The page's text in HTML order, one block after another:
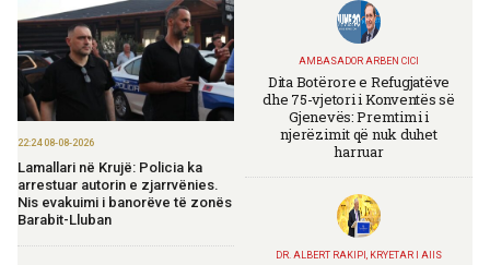
22:24 08-08-2026
Lamallari në Krujë: Policia ka
arrestuar autorin e zjarrvënies.
Nis evakuimi i banorëve të zonës
Barabit-Lluban
AMBASADOR ARBEN CICI
Dita Botërore e Refugjatëve
dhe 75-vjetori i Konventës së
Gjenevës: Premtimi i
njerëzimit që nuk duhet
harruar
DR. ALBERT RAKIPI, KRYETAR I AIIS